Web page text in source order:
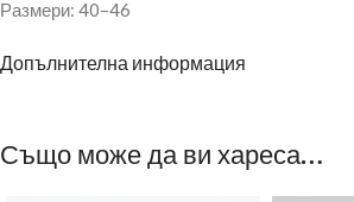
Размери: 40–46
Допълнителна информация
Също може да ви хареса…